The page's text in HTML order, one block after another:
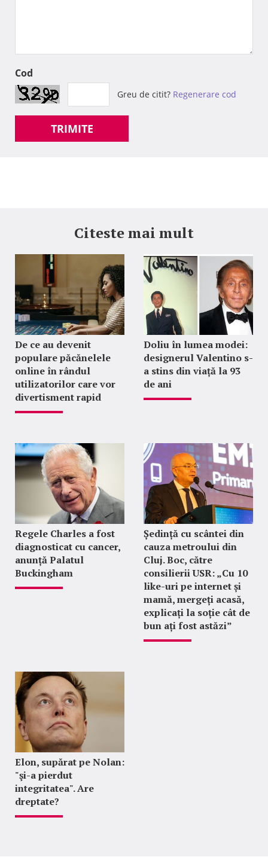
Cod
Greu de citit? Regenerare cod
TRIMITE
Citeste mai mult
De ce au devenit
populare păcănelele
online în rândul
utilizatorilor care vor
divertisment rapid
Doliu în lumea modei:
designerul Valentino s-
a stins din viață la 93
de ani
Regele Charles a fost
diagnosticat cu cancer,
anunță Palatul
Buckingham
Ședință cu scântei din
cauza metroului din
Cluj. Boc, către
consilierii USR: „Cu 10
like-uri pe internet și
mamă, mergeți acasă,
explicați la soție cât de
bun ați fost astăzi”
Elon, supărat pe Nolan:
"şi-a pierdut
integritatea". Are
dreptate?